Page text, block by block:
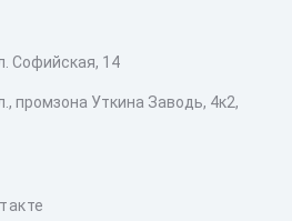
Софийская, 14
промзона Уткина Заводь, 4к2,